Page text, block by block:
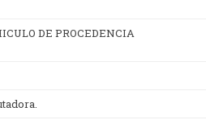
DE PROCEDENCIA